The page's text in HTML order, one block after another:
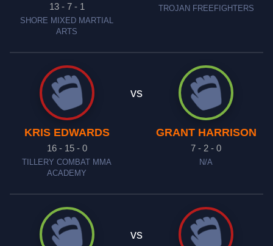
13 - 7 - 1
SHORE MIXED MARTIAL
ARTS
TROJAN FREEFIGHTERS
KRIS EDWARDS
16 - 15 - 0
TILLERY COMBAT MMA
ACADEMY
vs
GRANT HARRISON
7 - 2 - 0
N/A
vs